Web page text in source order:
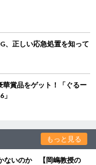
、正しい応急処置を知って
華賞品をゲット！「ぐるー
もっと見る
ないのか 【岡嶋教授の